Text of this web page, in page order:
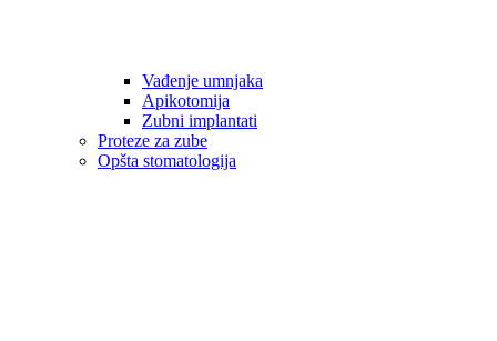
Vađenje umnjaka
Apikotomija
Zubni implantati
Proteze za zube
Opšta stomatologija